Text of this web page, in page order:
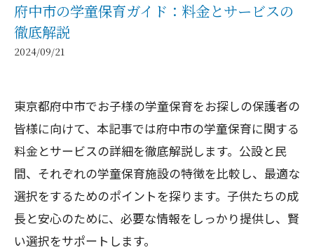
府中市の学童保育ガイド：料金とサービスの
徹底解説
2024/09/21
東京都府中市でお子様の学童保育をお探しの保護者の
皆様に向けて、本記事では府中市の学童保育に関する
料金とサービスの詳細を徹底解説します。公設と民
間、それぞれの学童保育施設の特徴を比較し、最適な
選択をするためのポイントを探ります。子供たちの成
長と安心のために、必要な情報をしっかり提供し、賢
い選択をサポートします。